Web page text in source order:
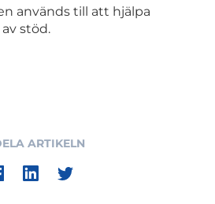
används till att hjälpa
stöd.
ARTIKELN